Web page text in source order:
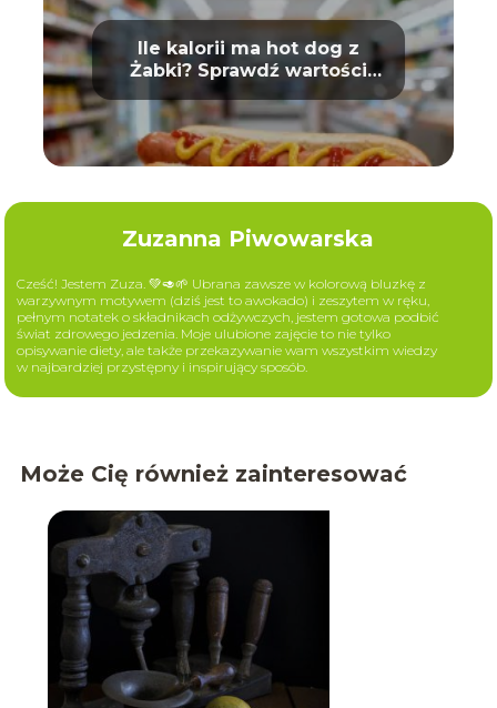
Ile kalorii ma hot dog z
Żabki? Sprawdź wartości
odżywcze
Zuzanna Piwowarska
Cześć! Jestem Zuza. 💚🥑🌱 Ubrana zawsze w kolorową bluzkę z
warzywnym motywem (dziś jest to awokado) i zeszytem w ręku,
pełnym notatek o składnikach odżywczych, jestem gotowa podbić
świat zdrowego jedzenia. Moje ulubione zajęcie to nie tylko
opisywanie diety, ale także przekazywanie wam wszystkim wiedzy
w najbardziej przystępny i inspirujący sposób.
Może Cię również zainteresować